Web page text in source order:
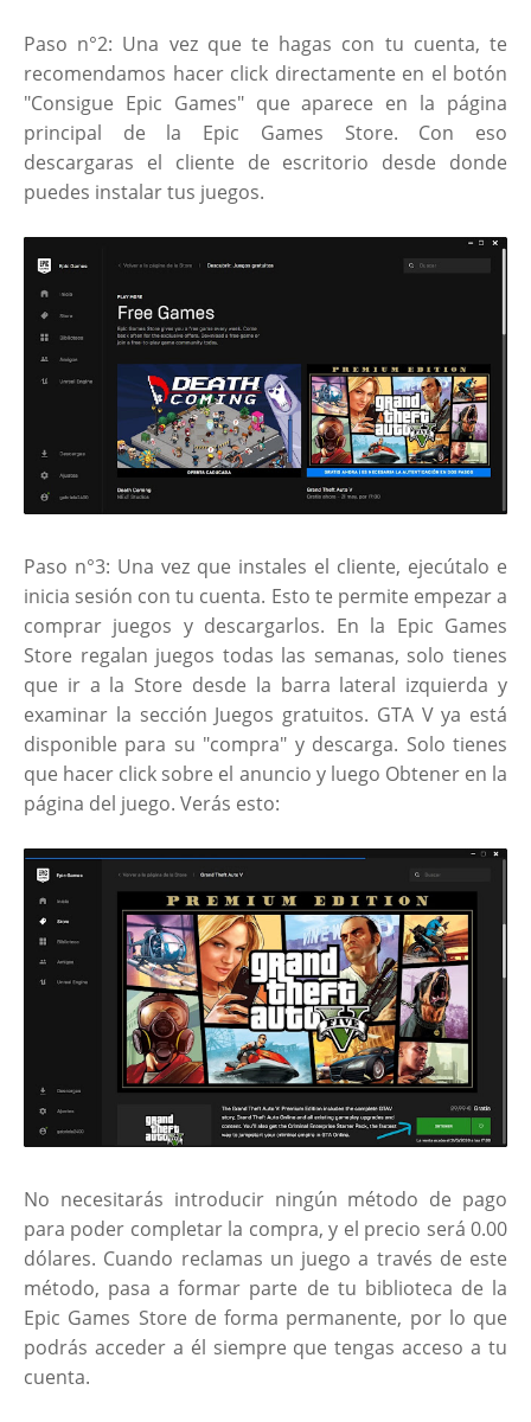
Paso n°2: Una vez que te hagas con tu cuenta, te
recomendamos hacer click directamente en el botón
"Consigue Epic Games" que aparece en la página
principal de la Epic Games Store. Con eso
descargaras el cliente de escritorio desde donde
puedes instalar tus juegos.
Paso n°3: Una vez que instales el cliente, ejecútalo e
inicia sesión con tu cuenta. Esto te permite empezar a
comprar juegos y descargarlos. En la Epic Games
Store regalan juegos todas las semanas, solo tienes
que ir a la Store desde la barra lateral izquierda y
examinar la sección Juegos gratuitos. GTA V ya está
disponible para su "compra" y descarga. Solo tienes
que hacer click sobre el anuncio y luego Obtener en la
página del juego. Verás esto:
No necesitarás introducir ningún método de pago
para poder completar la compra, y el precio será 0.00
dólares. Cuando reclamas un juego a través de este
método, pasa a formar parte de tu biblioteca de la
Epic Games Store de forma permanente, por lo que
podrás acceder a él siempre que tengas acceso a tu
cuenta.